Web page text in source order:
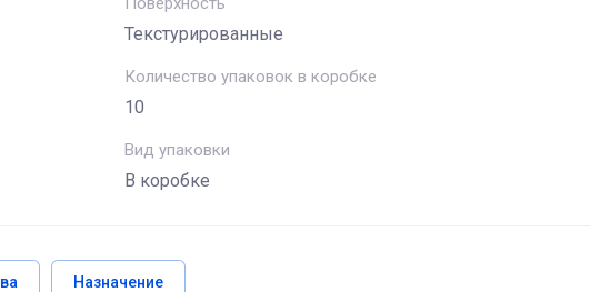
Текстурированные
Количество упаковок в коробке
10
Вид упаковки
В коробке
Назначение